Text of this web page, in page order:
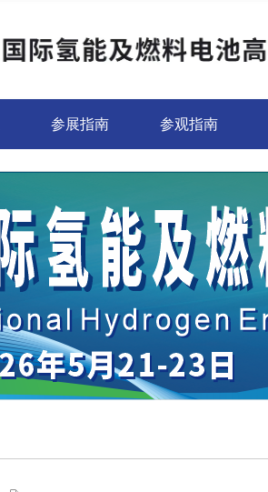
参展指南 参观指南